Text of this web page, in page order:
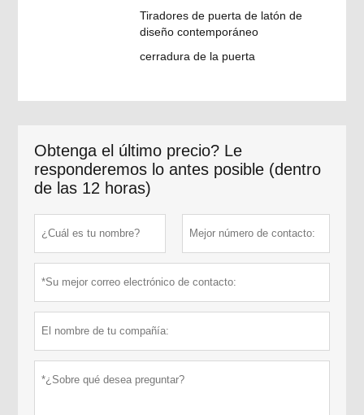
Tiradores de puerta de latón de
diseño contemporáneo
cerradura de la puerta
Obtenga el último precio? Le
responderemos lo antes posible (dentro
de las 12 horas)